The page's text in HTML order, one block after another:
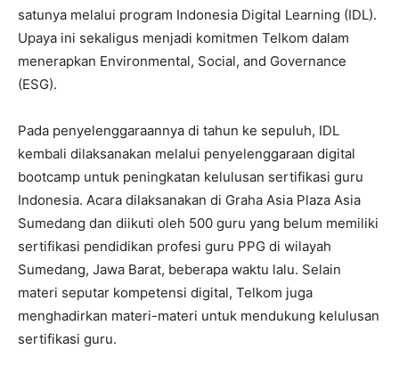
satunya melalui program Indonesia Digital Learning (IDL).
Upaya ini sekaligus menjadi komitmen Telkom dalam
menerapkan Environmental, Social, and Governance
(ESG).
Pada penyelenggaraannya di tahun ke sepuluh, IDL
kembali dilaksanakan melalui penyelenggaraan digital
bootcamp untuk peningkatan kelulusan sertifikasi guru
Indonesia. Acara dilaksanakan di Graha Asia Plaza Asia
Sumedang dan diikuti oleh 500 guru yang belum memiliki
sertifikasi pendidikan profesi guru PPG di wilayah
Sumedang, Jawa Barat, beberapa waktu lalu. Selain
materi seputar kompetensi digital, Telkom juga
menghadirkan materi-materi untuk mendukung kelulusan
sertifikasi guru.